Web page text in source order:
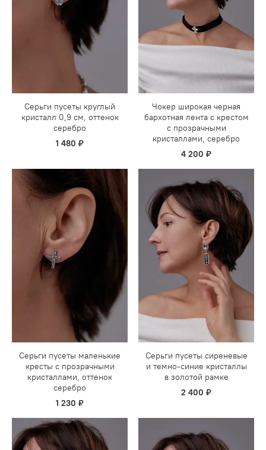
Серьги пусеты круглый
кристалл 0,9 см, оттенок
серебро
1 480 ₽
Чокер широкая черная
бархотная лента с крестом
с прозрачными
кристаллами, серебро
4 200 ₽
Серьги пусеты маленькие
кресты с прозрачными
кристаллами, оттенок
серебро
1 230 ₽
Серьги пусеты сиреневые
и темно-синие кристаллы
в золотой рамке
2 400 ₽